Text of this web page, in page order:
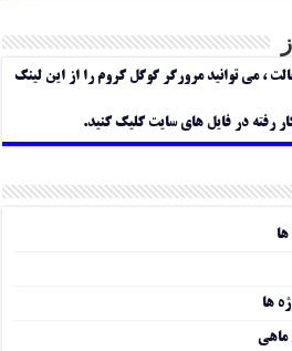
، می توانید مرورگر گوگل کروم را از این لینک
رفته در فایل های سایت کلیک کنید.
ماهی